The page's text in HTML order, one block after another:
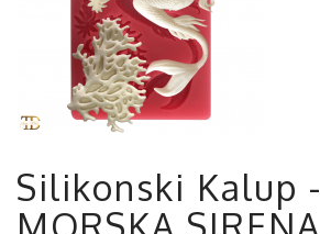
Silikonski Kalup -